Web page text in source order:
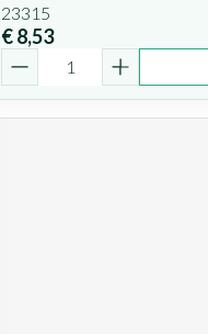
23315
€ 8,53